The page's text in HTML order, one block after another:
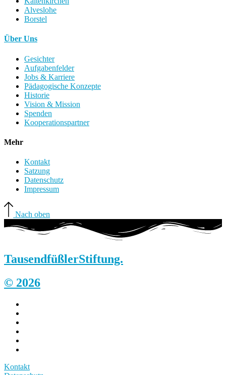
Alveslohe
Borstel
Über Uns
Gesichter
Aufgabenfelder
Jobs & Karriere
Pädagogische Konzepte
Historie
Vision & Mission
Spenden
Kooperationspartner
Mehr
Kontakt
Satzung
Datenschutz
Impressum
Nach oben
TausendfüßlerStiftung.
© 2026
Kontakt